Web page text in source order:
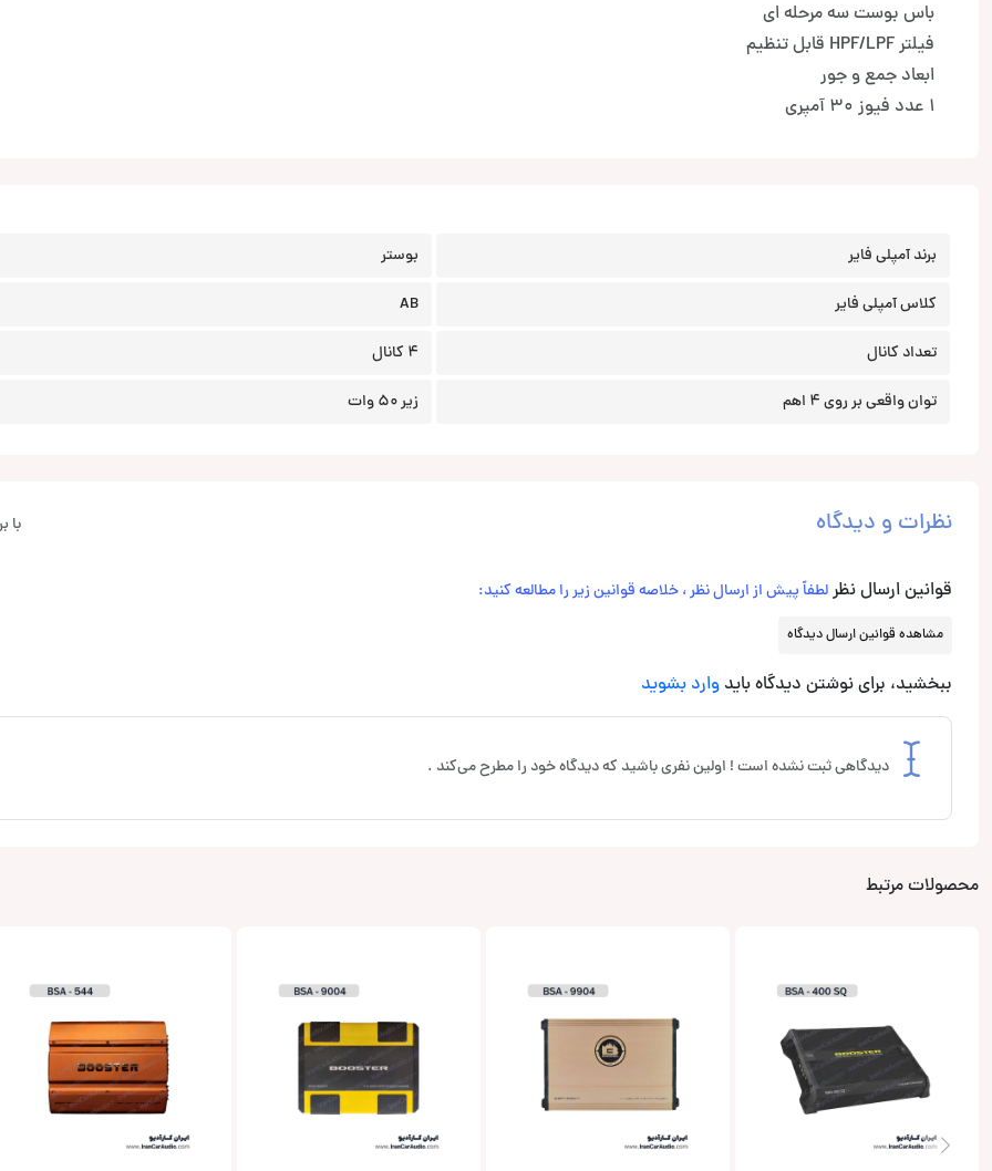
باس بوست سه مرحله ای
فیلتر HPF/LPF قابل تنظیم
ابعاد جمع و جور
1 عدد فیوز 30 آمپری
برند آمپلی فایر بوستر
کلاس آمپلی فایر AB
تعداد کانال 4 کانال
توان واقعی بر روی 4 اهم زیر 50 وات
نظرات و دیدگاه با
قوانین ارسال نظرلطفاً پیش از ارسال نظر ، خلاصه قوانین زیر را مطالعه کنید:
مشاهده قوانین ارسال دیدگاه
ببخشید، برای نوشتن دیدگاه باید وارد بشوید
دیدگاهی ثبت نشده است ! اولین نفری باشید که دیدگاه خود را مطرح می‌کند .
محصولات مرتبط